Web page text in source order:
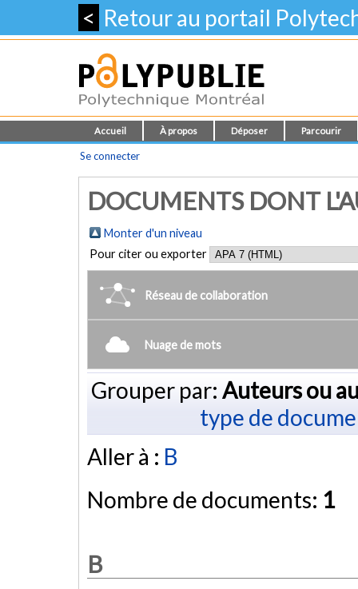
< Retour au portail
Accueil À propos Déposer Parcourir
Se connecter
DOCUMENTS DONT
Monter d'un niveau
Pour citer ou exporter
Réseau de collaboration
Nuage de mots
Grouper par: Auteurs ou
type de
Aller à : B
Nombre de documents: 1
B